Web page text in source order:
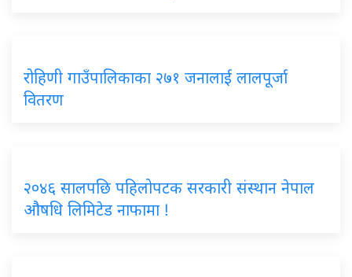
रोहिणी गाउँपालिकाका २७१ जनालाई लालपूर्जा
वितरण
२०४६ सालपछि पहिलोपटक सरकारी संस्थान नेपाल
औषधि लिमिटेड नाफामा !